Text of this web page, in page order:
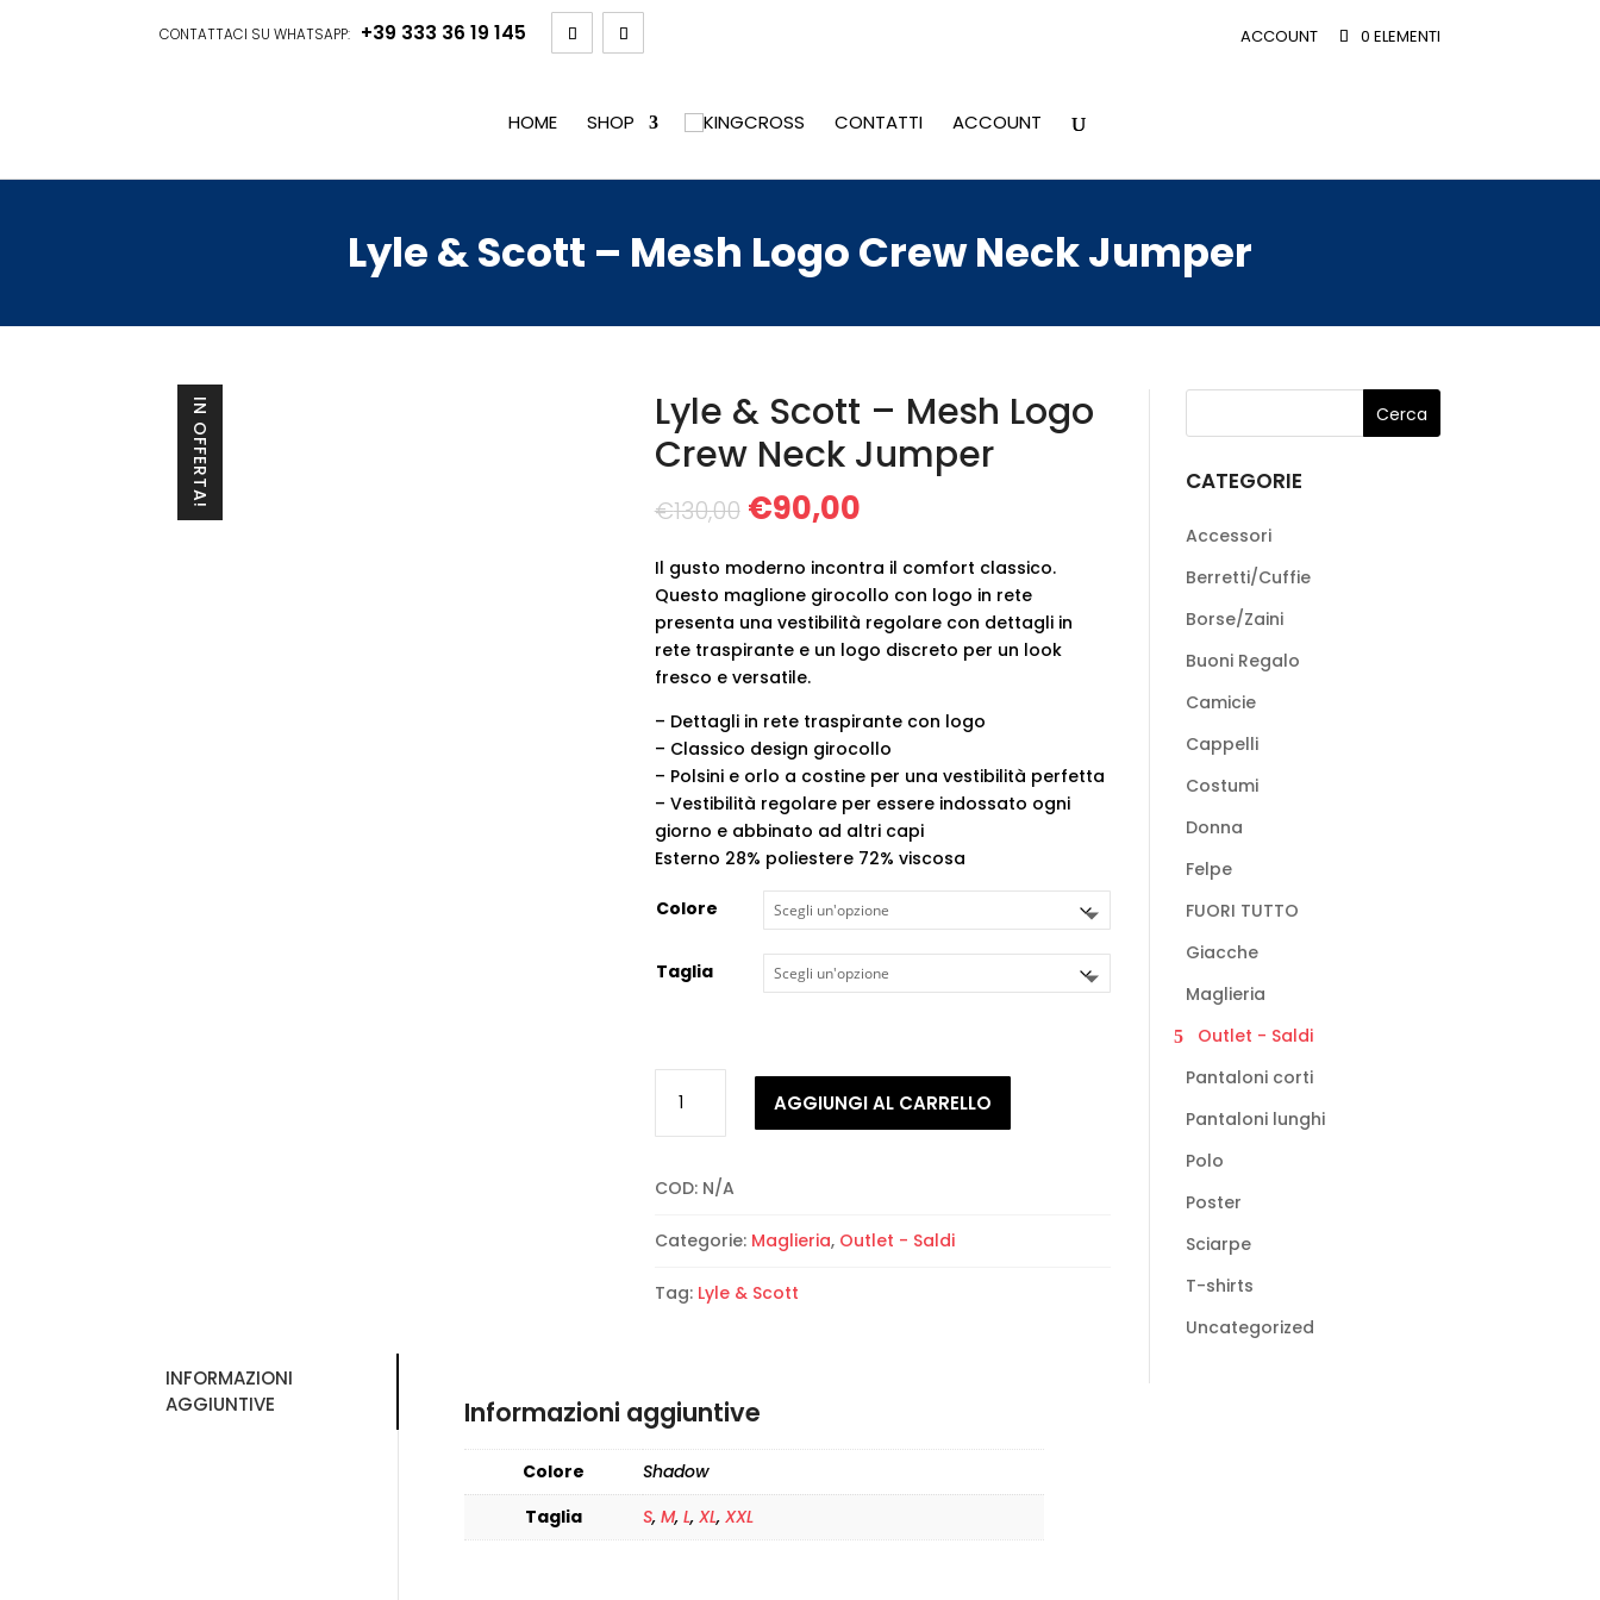
CONTATTACI SU WHATSAPP: +39 333 36 19 145 ACCOUNT 0 ELEMENTI
HOME SHOP CONTATTI ACCOUNT
Lyle & Scott – Mesh Logo Crew Neck Jumper
IN OFFERTA!
Lyle & Scott – Mesh Logo
Crew Neck Jumper
€130,00 Il
prezzo
originale
era:
€130,00.
€90,00Il
attuale
è:
€90,00.
Il gusto moderno incontra il comfort classico.
Questo maglione girocollo con logo in rete
presenta una vestibilità regolare con dettagli in
rete traspirante e un logo discreto per un look
fresco e versatile.
– Dettagli in rete traspirante con logo
– Classico design girocollo
– Polsini e orlo a costine per una vestibilità perfetta
– Vestibilità regolare per essere indossato ogni
giorno e abbinato ad altri capi
Esterno 28% poliestere 72% viscosa
Colore
Taglia
Scott
Mesh
Crew
Jumper
AGGIUNGI AL CARRELLO
COD: N/A
Categorie: Maglieria, Outlet - Saldi
Tag: Lyle & Scott
INFORMAZIONI
AGGIUNTIVE
Informazioni aggiuntive
Colore
Shadow
Taglia
S, M, L, XL, XXL
CATEGORIE
Accessori
Berretti/Cuffie
Borse/Zaini
Buoni Regalo
Camicie
Cappelli
Costumi
Donna
Felpe
FUORI TUTTO
Giacche
Maglieria
Outlet - Saldi
Pantaloni corti
Pantaloni lunghi
Polo
Poster
Sciarpe
T-shirts
Uncategorized